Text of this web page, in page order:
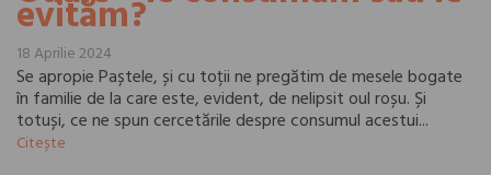
evităm?
18 Aprilie 2024
Se apropie Paștele, și cu toții ne pregătim de mesele bogate
în familie de la care este, evident, de nelipsit oul roșu. Și
totuși, ce ne spun cercetările despre consumul acestui...
Citește